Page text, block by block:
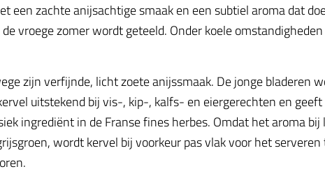
zachte anijsachtige smaak en een subtiel aroma dat
vroege zomer wordt geteeld. Onder koele
zijn verfijnde, licht zoete anijssmaak. De jonge bladeren
uitstekend bij vis-, kip-, kalfs- en eiergerechten en
ingrediënt in de Franse fines herbes. Omdat het aroma
wordt kervel bij voorkeur pas vlak voor het